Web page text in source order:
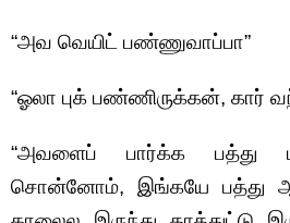
“அவ வெயிட் பண்ணுவாப்பா”
“ஓலா புக் பண்ணிருக்கன், கார்
“அவளைப் பார்க்க பத்து
சொன்னோம், இங்கயே பத்து